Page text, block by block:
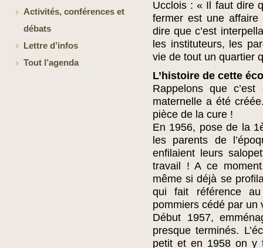
Activités, conférences et
débats
Lettre d’infos
Tout l’agenda
Ucclois : « Il faut dire
fermer est une affaire
dire que c’est
les instituteurs, les
vie de tout un quartier
L’histoire de cette
Rappelons que
maternelle a été
pièce de la cure !
En 1956, pose de la
les parents de
enfilaient leurs
travail ! A ce
même si déjà se
qui fait référence
pommiers cédé par un
Début 1957,
presque terminés.
petit et en 1958 on y